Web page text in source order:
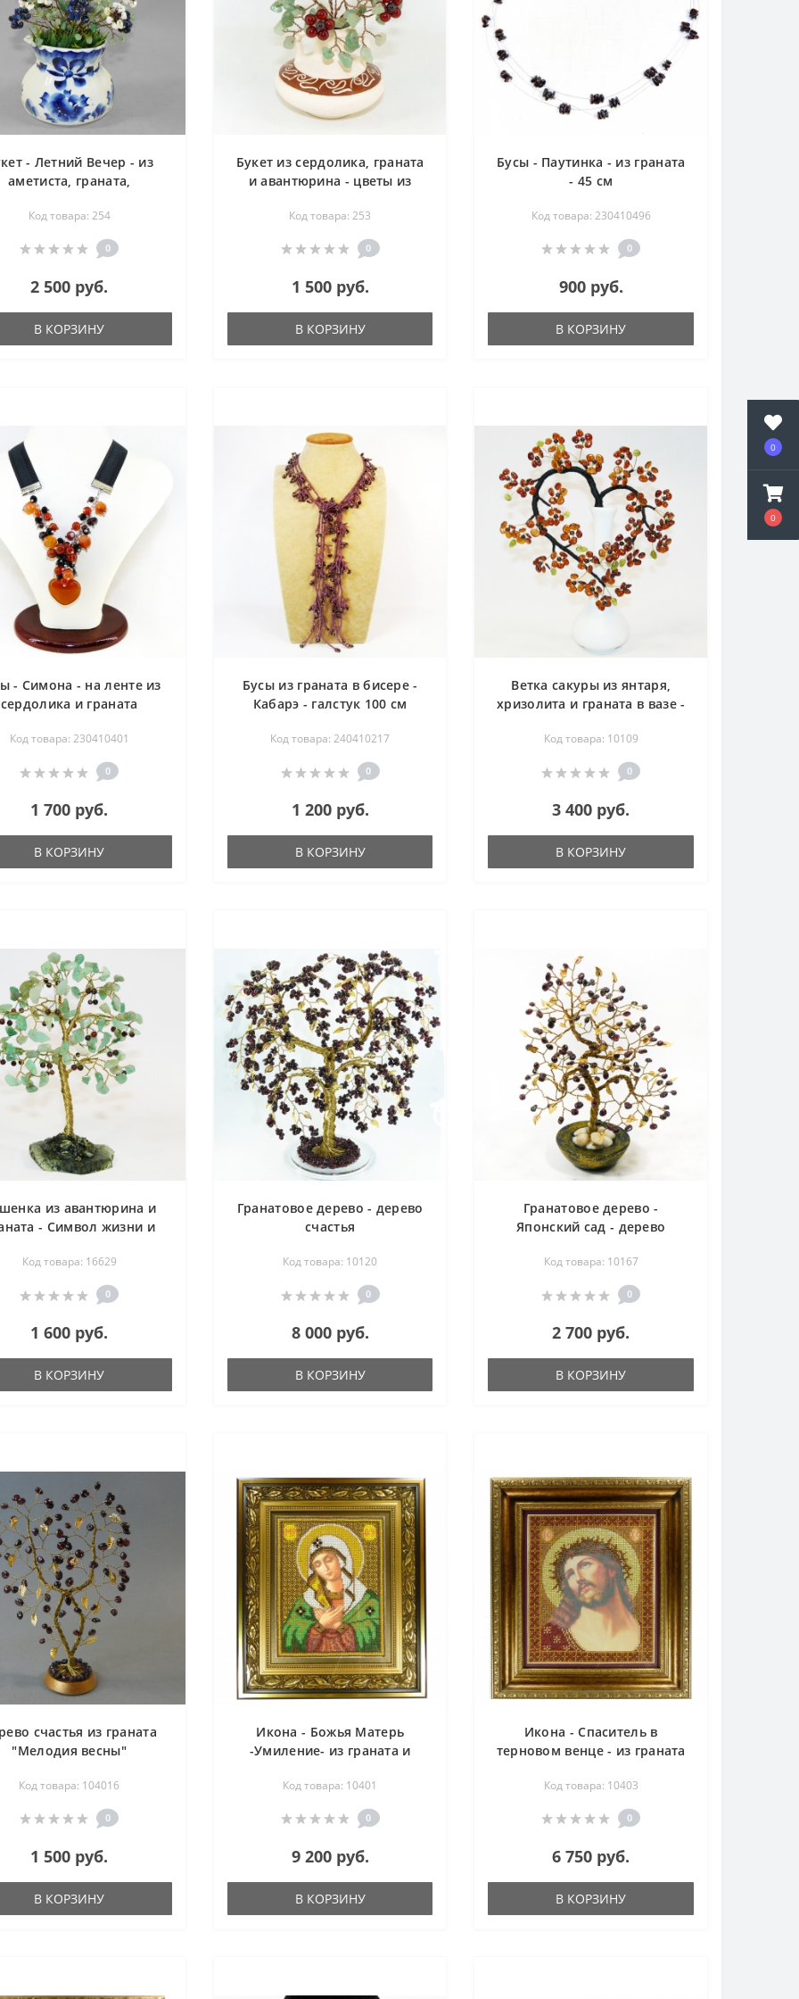
0
0
- Летний Вечер - из
аметиста, граната,
и цитрина в вазе
- цветы из камня
Код товара: 254
0
2 500 руб.
В КОРЗИНУ
Букет из сердолика, граната
и авантюрина - цветы из
Код товара: 253
0
1 500 руб.
В КОРЗИНУ
Бусы - Паутинка - из граната
- 45 см
Код товара: 230410496
0
900 руб.
В КОРЗИНУ
- Симона - на ленте из
сердолика и граната
Код товара: 230410401
0
1 700 руб.
В КОРЗИНУ
Бусы из граната в бисере -
Кабарэ - галстук 100 см
Код товара: 240410217
0
1 200 руб.
В КОРЗИНУ
Ветка сакуры из янтаря,
хризолита и граната в вазе -
Код товара: 10109
0
3 400 руб.
В КОРЗИНУ
из авантюрина и
- Символ жизни и
Код товара: 16629
0
1 600 руб.
В КОРЗИНУ
Гранатовое дерево - дерево
счастья
Код товара: 10120
0
8 000 руб.
В КОРЗИНУ
Гранатовое дерево -
Японский сад - дерево
Код товара: 10167
0
2 700 руб.
В КОРЗИНУ
счастья из граната
"Мелодия весны"
Код товара: 104016
0
1 500 руб.
В КОРЗИНУ
Икона - Божья Матерь
-Умиление- из граната и
Код товара: 10401
0
9 200 руб.
В КОРЗИНУ
Икона - Спаситель в
терновом венце - из граната
Код товара: 10403
0
6 750 руб.
В КОРЗИНУ